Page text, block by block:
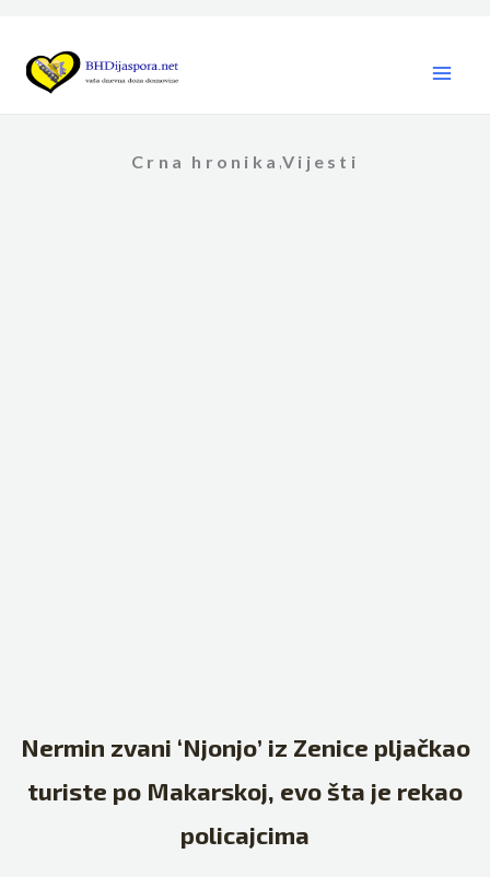
content
Crna hronika ,Vijesti
Nermin zvani ‘Njonjo’ iz Zenice pljačkao
turiste po Makarskoj, evo šta je rekao
policajcima